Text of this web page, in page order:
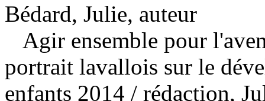
Bédard, Julie, auteur
Agir ensemble pour
portrait lavallois sur le
enfants 2014 / rédaction,